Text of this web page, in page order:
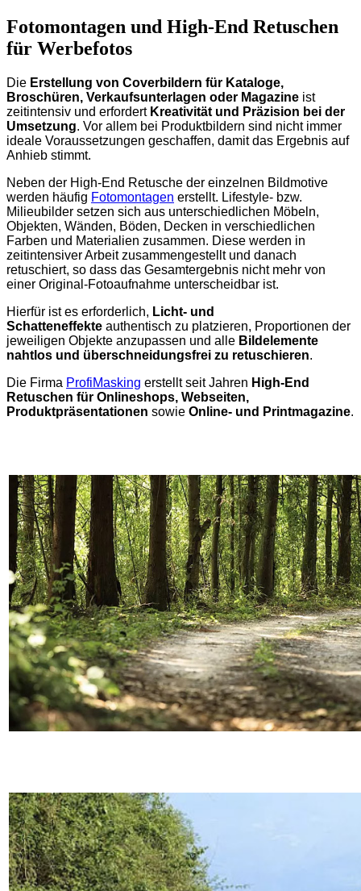
Fotomontagen und High-End Retuschen
für Werbefotos
Die Erstellung von Coverbildern für Kataloge,
Broschüren, Verkaufsunterlagen oder Magazine ist
zeitintensiv und erfordert Kreativität und Präzision bei der
Umsetzung. Vor allem bei Produktbildern sind nicht immer
ideale Voraussetzungen geschaffen, damit das Ergebnis auf
Anhieb stimmt.
Neben der High-End Retusche der einzelnen Bildmotive
werden häufig Fotomontagen erstellt. Lifestyle- bzw.
Milieubilder setzen sich aus unterschiedlichen Möbeln,
Objekten, Wänden, Böden, Decken in verschiedlichen
Farben und Materialien zusammen. Diese werden in
zeitintensiver Arbeit zusammengestellt und danach
retuschiert, so dass das Gesamtergebnis nicht mehr von
einer Original-Fotoaufnahme unterscheidbar ist.
Hierfür ist es erforderlich, Licht- und
Schatteneffekte authentisch zu platzieren, Proportionen der
jeweiligen Objekte anzupassen und alle Bildelemente
nahtlos und überschneidungsfrei zu retuschieren.
Die Firma ProfiMasking erstellt seit Jahren High-End
Retuschen für Onlineshops, Webseiten,
Produktpräsentationen sowie Online- und Printmagazine.